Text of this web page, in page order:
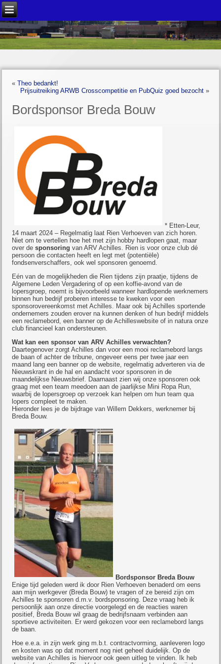
«Theo bedankt!
Prijsuitreiking ARWB Crosscompetitie en PubQuiz goed bezocht»
Bordsponsor Breda Bouw
* Etten-Leur,
14 maart 2024 – Regelmatig laat Rien Verhoeven van zich horen.
Niet om te vertellen hoe het met zijn hobby hardlopen gaat, maar
over desponsoring van ARV Achilles. Rien is voor onze club dé
persoon die contacten heeft en legt met (potentiële)
fondsenverschaffers, ook wel sponsoren genoemd.
Eén van de mogelijkheden die Rien tijdens zijn praatje, tijdens de
Algemene Leden Vergadering of op een koffie-avond van de
lopersgroep, noemt is bijvoorbeeld wanneer hardlopende werknemers
binnen hun bedrijf proberen interesse te kweken voor een
sponsorovereenkomst met Achilles. Maar ook bij Achilles sportende
ondernemers zouden erover na kunnen denken of hun bedrijf middels
een reclamebord, een banner op de Achilleswebsite of in natura onze
club financieel kan ondersteunen.
Wat kan een sponsor van ARV Achilles verwachten?
Daartegenover zorgt Achilles dan voor een mooi reclamebord langs
de baan of achter de tribune, ongeveer eens per twee jaar een
maand lang een banner op de website, regelmatig adverteren via de
Nieuwskrant in de hal en aandacht voor sponsoren in de
maandelijkse Nieuwsbrief. Daarnaast zien wij onze sponsoren ook
graag met een team meedoen aan de jaarlijkse Mini Ropa Run,
waarbij de lopersgroep op verzoek kan helpen om hun team qua
lopers compleet te maken.
Hieronder lees je de bijdrage van Willem Dekkers, werknemer bij
Breda Bouw.
Bordsponsor Breda Bouw
Enige tijd geleden werd ik door Rien Verhoeven benaderd om eens
aan mijn werkgever (Breda Bouw) te vragen of ze bereid zijn om
Achilles te sponsoren d.m.v. bordsponsoring. Deze vraag heb ik
persoonlijk aan onze directie voorgelegd en de reacties waren
positief, Breda Bouw wil graag de bedrijfsnaam verbinden aan
sportieve activiteiten. Er werd gekozen voor een reclamebord langs
de baan.
Hoe e.e.a. in zijn werk ging m.b.t. contractvorming, aanleveren logo
en kosten was op dat moment nog niet geheel duidelijk. Op de
website van Achilles is hiervoor ook geen uitleg te vinden. Ik heb